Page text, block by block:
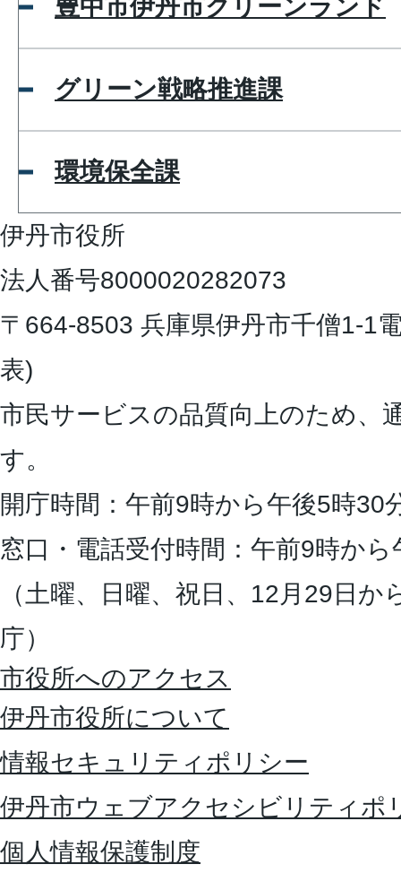
豊中市伊丹市クリーンランド
グリーン戦略推進課
環境保全課
伊丹市役所
法人番号8000020282073
〒664-8503 兵庫県伊丹市千僧1-1
表)
市民サービスの品質向上のため、
す。
開庁時間：午前9時から午後5時30
窓口・電話受付時間：午前9時か
（土曜、日曜、祝日、12月29日
庁）
市役所へのアクセス
伊丹市役所について
情報セキュリティポリシー
伊丹市ウェブアクセシビリティポ
個人情報保護制度